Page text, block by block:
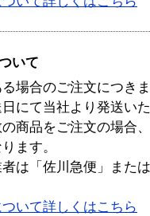
いて
場合のご注文につき
にて当社より発送い
商品をご注文の場合
ます。
は「佐川急便」また
いて詳しくはこちら